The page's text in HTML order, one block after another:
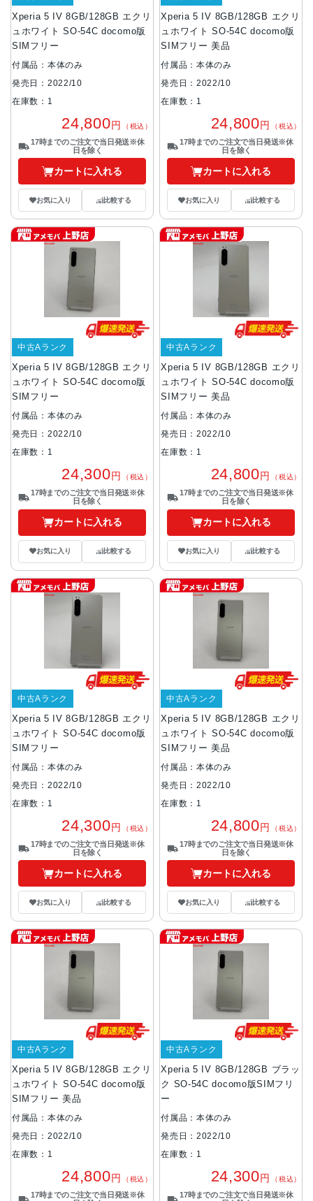
Xperia 5 IV 8GB/128GB エクリ
ュホワイト SO-54C docomo版
SIMフリー
付属品：本体のみ
発売日：2022/10
在庫数：1
24,800円 （税込）
17時までのご注文で当日発送※休
日を除く
カートに入れる
お気に入り 比較する
Xperia 5 IV 8GB/128GB エクリ
ュホワイト SO-54C docomo版
SIMフリー 美品
付属品：本体のみ
発売日：2022/10
在庫数：1
24,800円 （税込）
17時までのご注文で当日発送※休
日を除く
カートに入れる
お気に入り 比較する
Xperia 5 IV 8GB/128GB エクリ
ュホワイト SO-54C docomo版
SIMフリー
中古Aランク
付属品：本体のみ
発売日：2022/10
在庫数：1
24,300円 （税込）
17時までのご注文で当日発送※休
日を除く
カートに入れる
お気に入り 比較する
Xperia 5 IV 8GB/128GB エクリ
ュホワイト SO-54C docomo版
SIMフリー 美品
中古Aランク
付属品：本体のみ
発売日：2022/10
在庫数：1
24,800円 （税込）
17時までのご注文で当日発送※休
日を除く
カートに入れる
お気に入り 比較する
Xperia 5 IV 8GB/128GB エクリ
ュホワイト SO-54C docomo版
SIMフリー
中古Aランク
付属品：本体のみ
発売日：2022/10
在庫数：1
24,300円 （税込）
17時までのご注文で当日発送※休
日を除く
カートに入れる
お気に入り 比較する
Xperia 5 IV 8GB/128GB エクリ
ュホワイト SO-54C docomo版
SIMフリー 美品
中古Aランク
付属品：本体のみ
発売日：2022/10
在庫数：1
24,800円 （税込）
17時までのご注文で当日発送※休
日を除く
カートに入れる
お気に入り 比較する
Xperia 5 IV 8GB/128GB エクリ
ュホワイト SO-54C docomo版
SIMフリー 美品
中古Aランク
付属品：本体のみ
発売日：2022/10
在庫数：1
24,800円 （税込）
17時までのご注文で当日発送※休
Xperia 5 IV 8GB/128GB ブラッ
ク SO-54C docomo版SIMフリ
ー
中古Aランク
付属品：本体のみ
発売日：2022/10
在庫数：1
24,300円 （税込）
17時までのご注文で当日発送※休